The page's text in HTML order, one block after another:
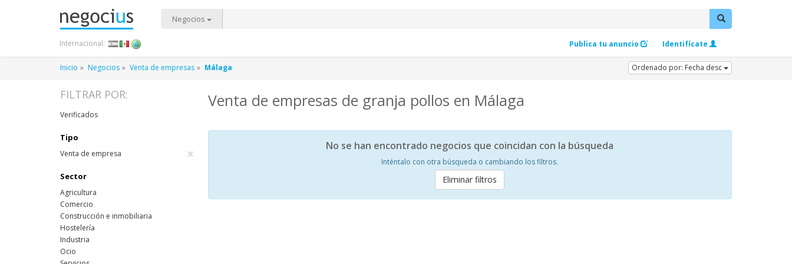
Negocios
Publica tu anuncio Identifícate
Internacional:
Inicio Negocios Venta de empresas Málaga Ordenado por: Fecha desc
Venta de empresas de granja pollos en Málaga
No se han encontrado negocios que coincidan con la búsqueda
Inténtalo con otra búsqueda o cambiando los filtros.
Eliminar filtros
FILTRAR POR:
Verificados
Tipo
Venta de empresa ×
Sector
Agricultura
Comercio
Construcción e inmobiliaria
Hostelería
Industria
Ocio